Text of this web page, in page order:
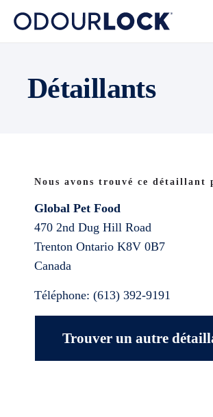
Détaillants
Nous avons trouvé ce détaillant
Global Pet Food
470 2nd Dug Hill Road
Trenton Ontario K8V 0B7
Canada
Téléphone: (613) 392-9191
Trouver un autre